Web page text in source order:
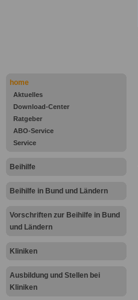
home
Aktuelles
Download-Center
Ratgeber
ABO-Service
Service
Beihilfe
Beihilfe in Bund und Ländern
Vorschriften zur Beihilfe in Bund
und Ländern
Kliniken
Ausbildung und Stellen bei
Kliniken